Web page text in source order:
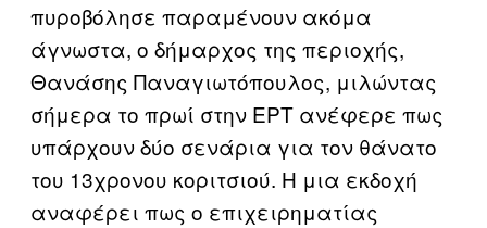
πυροβόλησε παραμένουν ακόμα
άγνωστα, ο δήμαρχος της περιοχής,
Θανάσης Παναγιωτόπουλος, μιλώντας
σήμερα το πρωί στην ΕΡΤ ανέφερε πως
υπάρχουν δύο σενάρια για τον θάνατο
του 13χρονου κοριτσιού. Η μια εκδοχή
αναφέρει πως ο επιχειρηματίας